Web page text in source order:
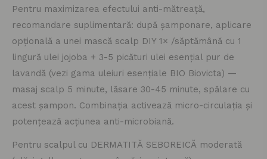
Pentru maximizarea efectului anti-mătreață,
recomandare suplimentară: după șamponare, aplicare
opțională a unei mască scalp DIY 1× /săptămână cu 1
lingură ulei jojoba + 3-5 picături ulei esențial pur de
lavandă (vezi gama uleiuri esențiale BIO Biovicta) —
masaj scalp 5 minute, lăsare 30-45 minute, spălare cu
acest șampon. Combinația activează micro-circulația și
potențează acțiunea anti-microbiană.
Pentru scalpul cu DERMATITĂ SEBOREICĂ moderată